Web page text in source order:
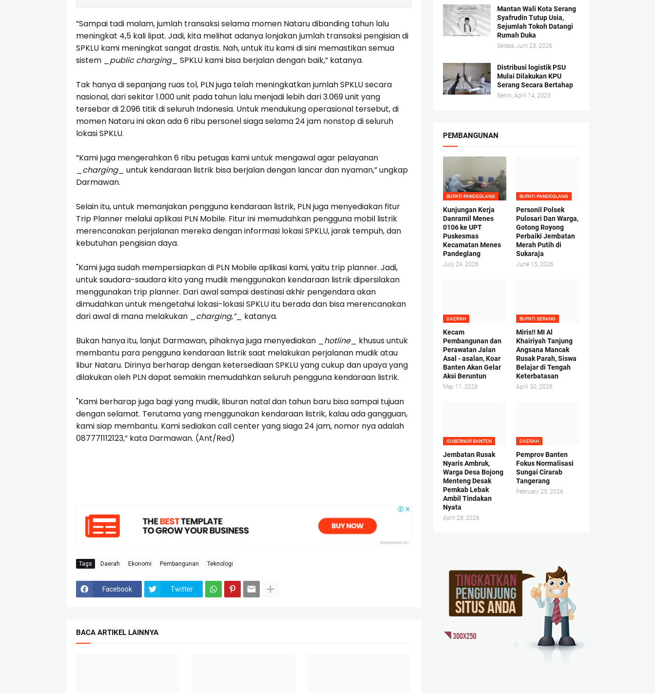
”Sampai tadi malam, jumlah transaksi selama momen Nataru dibanding tahun lalu
meningkat 4,5 kali lipat. Jadi, kita melihat adanya lonjakan jumlah transaksi pengisian di
SPKLU kami meningkat sangat drastis. Nah, untuk itu kami di sini memastikan semua
sistem
public charging_ SPKLU kami bisa berjalan dengan baik,” katanya.
Tak hanya di sepanjang ruas tol, PLN juga telah meningkatkan jumlah SPKLU secara
nasional, dari sekitar 1.000 unit pada tahun lalu menjadi lebih dari 3.069 unit yang
tersebar di 2.096 titik di seluruh Indonesia. Untuk mendukung operasional tersebut, di
momen Nataru ini akan ada 6 ribu personel siaga selama 24 jam nonstop di seluruh
lokasi SPKLU.
”Kami juga mengerahkan 6 ribu petugas kami untuk mengawal agar pelayanan
charging_
untuk kendaraan listrik bisa berjalan dengan lancar dan nyaman,” ungkap
Darmawan.
Selain itu, untuk memanjakan pengguna kendaraan listrik, PLN juga menyediakan fitur
Trip Planner melalui aplikasi PLN Mobile. Fitur ini memudahkan pengguna mobil listrik
merencanakan perjalanan mereka dengan informasi lokasi SPKLU, jarak tempuh, dan
kebutuhan pengisian daya.
"Kami juga sudah mempersiapkan di PLN Mobile aplikasi kami, yaitu trip planner. Jadi,
untuk saudara-saudara kita yang mudik menggunakan kendaraan listrik dipersilakan
menggunakan trip planner. Dari awal sampai destinasi akhir pengendara akan
dimudahkan untuk mengetahui lokasi-lokasi SPKLU itu berada dan bisa merencanakan
dari awal di mana melakukan
charging,”_ katanya.
Bukan hanya itu, lanjut Darmawan, pihaknya juga menyediakan hotline_
khusus untuk
membantu para pengguna kendaraan listrik saat melakukan perjalanan mudik atau
libur Nataru. Dirinya berharap dengan ketersediaan SPKLU yang cukup dan upaya yang
dilakukan oleh PLN dapat semakin memudahkan seluruh pengguna kendaraan listrik.
"Kami berharap juga bagi yang mudik, liburan natal dan tahun baru bisa sampai tujuan
dengan selamat. Terutama yang menggunakan kendaraan listrik, kalau ada gangguan,
kami siap membantu. Kami sediakan call center yang siaga 24 jam, nomor nya adalah
087771112123,” kata Darmawan. (Ant/Red)
Tags Daerah Ekonomi Pembangunan Teknologi
Facebook Twitter
BACA ARTIKEL LAINNYA
Mantan Wali Kota Serang
Syafrudin Tutup Usia,
Sejumlah Tokoh Datangi
Rumah Duka
Selasa, Juni 23, 2026
Distribusi logistik PSU
Mulai Dilakukan KPU
Serang Secara Bertahap
Senin, April 14, 2025
PEMBANGUNAN
BUPATI PANDEGLANG
Kunjungan Kerja
Danramil Menes
0106 ke UPT
Puskesmas
Kecamatan Menes
Pandeglang
July 24, 2026
BUPATI PANDEGLANG
Personil Polsek
Pulosari Dan Warga,
Gotong Royong
Perbaiki Jembatan
Merah Putih di
Sukaraja
June 15, 2026
DAERAH
Kecam
Pembangunan dan
Perawatan Jalan
Asal - asalan, Koar
Banten Akan Gelar
Aksi Beruntun
May 11, 2026
BUPATI SERANG
Miris!! MI Al
Khairiyah Tanjung
Angsana Mancak
Rusak Parah, Siswa
Belajar di Tengah
Keterbatasan
April 30, 2026
GUBERNUR BANTEN
Jembatan Rusak
Nyaris Ambruk,
Warga Desa Bojong
Menteng Desak
Pemkab Lebak
Ambil Tindakan
Nyata
April 28, 2026
DAERAH
Pemprov Banten
Fokus Normalisasi
Sungai Cirarab
Tangerang
February 25, 2026